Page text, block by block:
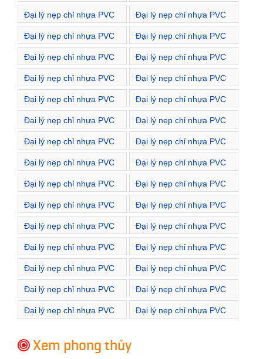
Đường Nguyễn Bỉnh
Khiêm
Đường Nguyễn Cao
Đại lý nẹp chỉ nhựa PVC
Đường Nguyễn Công Trứ
Đại lý nẹp chỉ nhựa PVC
Đường Nguyễn Du
Đại lý nẹp chỉ nhựa PVC
Đường Nguyễn Hiền
Đại lý nẹp chỉ nhựa PVC
Đường Nguyễn Huy Tự
Đại lý nẹp chỉ nhựa PVC
Đường Nguyễn Khoái
Đại lý nẹp chỉ nhựa PVC
Đường Nguyễn Quyền
Đại lý nẹp chỉ nhựa PVC
Đường Nguyễn Thượng
Hiền
Đại lý nẹp chỉ nhựa PVC
Đường Nguyễn Trung
Ngạn
Đại lý nẹp chỉ nhựa PVC
Đường Nguyễn Đình
Chiểu
Đại lý nẹp chỉ nhựa PVC
Đường Phù Đổng Thiên
Vương
Đại lý nẹp chỉ nhựa PVC
Đường Phùng Khắc
Khoan
Đại lý nẹp chỉ nhựa PVC
Đường Phạm Đình Hổ
Đại lý nẹp chỉ nhựa PVC
Đường Quang Trung
Đại lý nẹp chỉ nhựa PVC
Đường Quỳnh Lôi
Đại lý nẹp chỉ nhựa PVC
Đường Quỳnh Mai
Đại lý nẹp chỉ nhựa PVC
Đường Tam Trinh
Đại lý nẹp chỉ nhựa PVC
Đường Tây Kết
Đại lý nẹp chỉ nhựa PVC
Đường Tô Hiến Thành
Đại lý nẹp chỉ nhựa PVC
Đường Tạ Quang Bửu
Đại lý nẹp chỉ nhựa PVC
Đường Thanh Nhàn
Đại lý nẹp chỉ nhựa PVC
Đường Thái Phiên
Đại lý nẹp chỉ nhựa PVC
Đường Thể Giao
Đại lý nẹp chỉ nhựa PVC
Đường Thịnh Yên
Đại lý nẹp chỉ nhựa PVC
Đường Thọ Lão
Đại lý nẹp chỉ nhựa PVC
Đường Thi Sách
Đại lý nẹp chỉ nhựa PVC
Đường Thiền Quang
Đại lý nẹp chỉ nhựa PVC
Đường Trần Bình Trọng
Đại lý nẹp chỉ nhựa PVC
Đường Trần Cao Vân
Đại lý nẹp chỉ nhựa PVC
Đại lý nẹp chỉ nhựa PVC
Xem phong thủy